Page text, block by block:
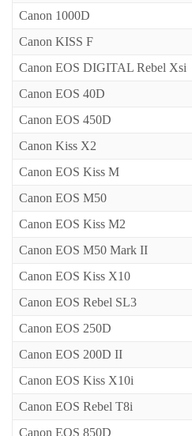
Canon 1000D
Canon KISS F
Canon EOS DIGITAL Rebel Xsi
Canon EOS 40D
Canon EOS 450D
Canon Kiss X2
Canon EOS Kiss M
Canon EOS M50
Canon EOS Kiss M2
Canon EOS M50 Mark II
Canon EOS Kiss X10
Canon EOS Rebel SL3
Canon EOS 250D
Canon EOS 200D II
Canon EOS Kiss X10i
Canon EOS Rebel T8i
Canon EOS 850D